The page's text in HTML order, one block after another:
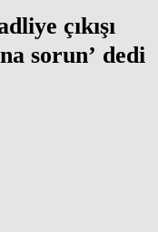
çıkışı
sorun’ dedi